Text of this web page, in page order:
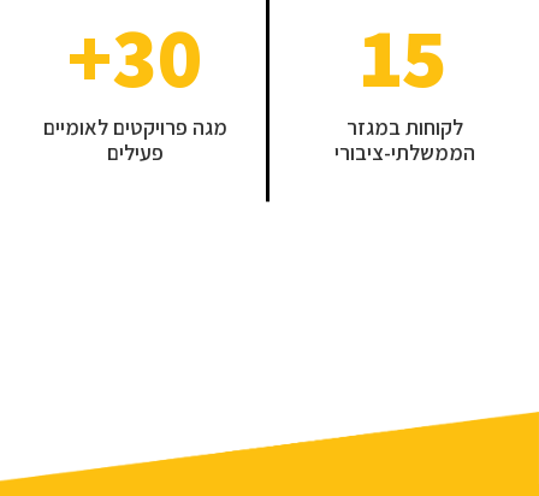
15
לקוחות במגזר
הממשלתי-ציבורי
30
+
מגה פרויקטים לאומיים
פעילים